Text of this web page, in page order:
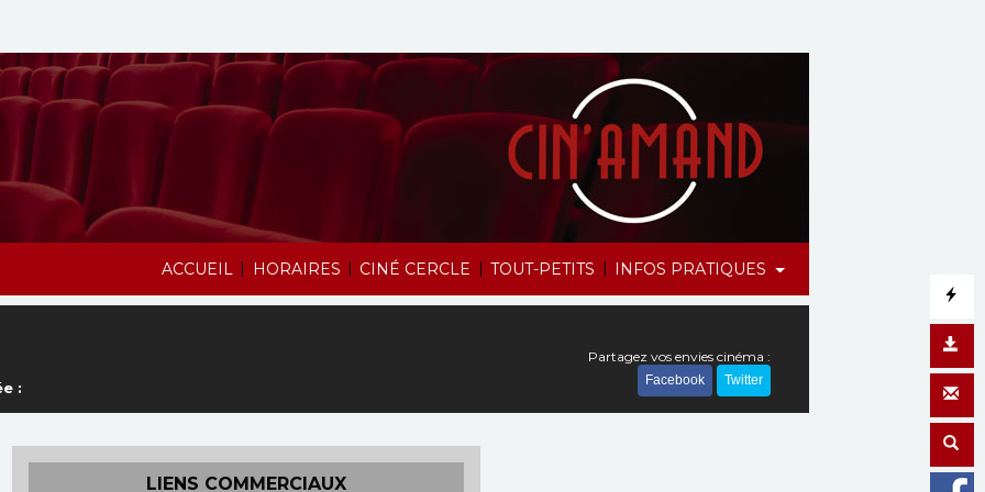
ACCUEIL | HORAIRES | CINÉ CERCLE | TOUT-PETITS | INFOS PRATIQUES
:
Partagez vos envies cinéma :
Facebook Twitter
LIENS COMMERCIAUX